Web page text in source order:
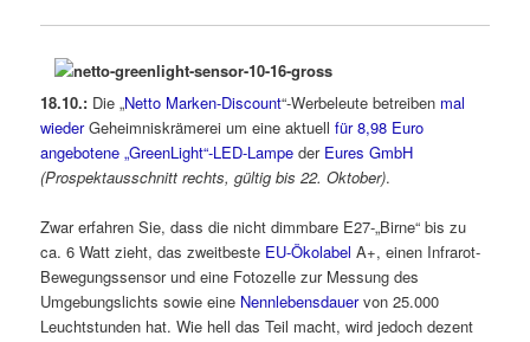
18.10.: Die „Netto Marken-Discount“-Werbeleute betreiben mal
wiederGeheimniskrämerei um eine aktuellfür 8,98 Euro
angebotene „GreenLight“-LED-Lampe der Eures GmbH
(Prospektausschnitt rechts, gültig bis 22. Oktober).
Zwar erfahren Sie, dass die nicht dimmbare E27-„Birne“ bis zu
ca. 6 Watt zieht, das zweitbeste EU-Ökolabel A+, einen Infrarot-
Bewegungssensor und eine Fotozelle zur Messung des
Umgebungslichts sowie eine Nennlebensdauervon 25.000
Leuchtstunden hat. Wie hell das Teil macht, wird jedoch dezent